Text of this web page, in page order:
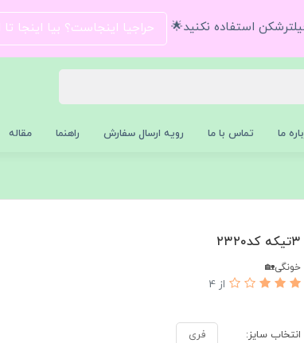
استفاده نکنید🌟 حراجیا اینجاست؟ بیا اینجا
ما تماس با ما رویه ارسال سفارش راهنما مقاله
۳تیکه کد۲۳۲۰
خونگی🏡
از 4
انتخاب سایز: فری